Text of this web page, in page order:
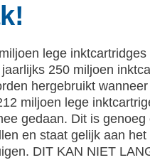
lege
250 miljoen
hergebruikt
miljoen lege
gedaan. Dit is
en staat gelijk aan
DIT KAN NIET